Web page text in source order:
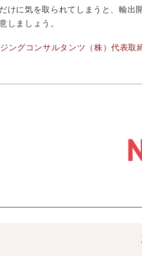
けに気を取られてしまうと、輸出
しましょう。
グコンサルタンツ（株）代表